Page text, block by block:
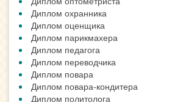
Диплом охранника
Диплом оценщика
Диплом парикмахера
Диплом педагога
Диплом переводчика
Диплом повара
Диплом повара-кондитера
Диплом политолога